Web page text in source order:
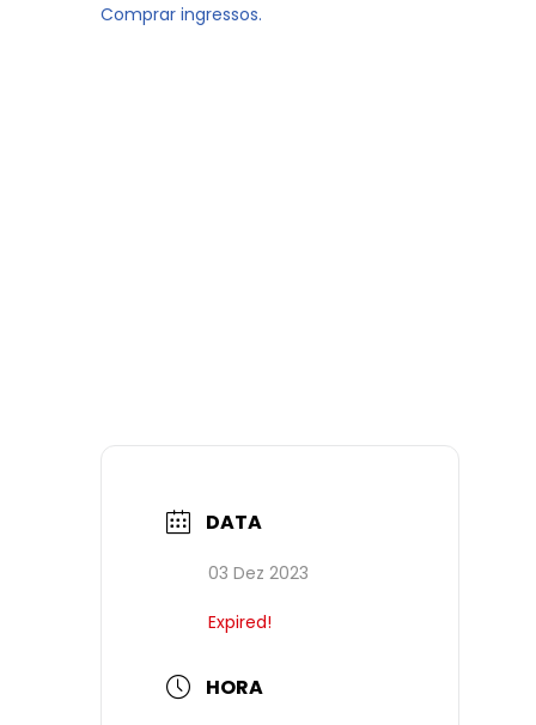
Comprar ingressos.
DATA
03 Dez 2023
Expired!
HORA